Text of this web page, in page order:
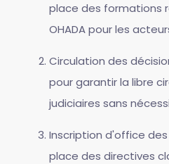
place des formations
OHADA pour les
Circulation des
pour garantir la libre
judiciaires sans
Inscription d'office
place des directives